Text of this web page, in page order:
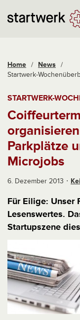
Home / News /
Startwerk-
STARTWERK-
Parkplätze
Microjobs
6. Dezember 2013
Für Eilige: Unser
Lesenswertes.
Startupszene